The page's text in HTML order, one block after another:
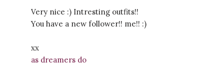
Very nice :) Intresting outfits!!
You have a new follower!! me!! :)
xx
as dreamers do